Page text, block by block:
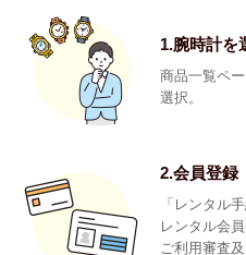
1.腕時計を
商品一覧ペ
選択。
2.会員登録
「レンタル
レンタル会
ご利用審査